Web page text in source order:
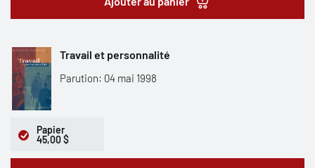
Travail et personnalité
Parution: 04 mai 1998
Papier
45,00 $